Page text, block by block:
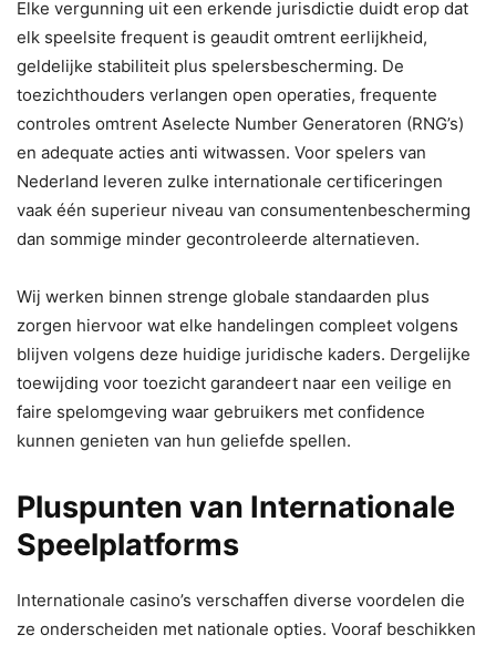
Elke vergunning uit een erkende jurisdictie duidt erop dat
elk speelsite frequent is geaudit omtrent eerlijkheid,
geldelijke stabiliteit plus spelersbescherming. De
toezichthouders verlangen open operaties, frequente
controles omtrent Aselecte Number Generatoren (RNG’s)
en adequate acties anti witwassen. Voor spelers van
Nederland leveren zulke internationale certificeringen
vaak één superieur niveau van consumentenbescherming
dan sommige minder gecontroleerde alternatieven.
Wij werken binnen strenge globale standaarden plus
zorgen hiervoor wat elke handelingen compleet volgens
blijven volgens deze huidige juridische kaders. Dergelijke
toewijding voor toezicht garandeert naar een veilige en
faire spelomgeving waar gebruikers met confidence
kunnen genieten van hun geliefde spellen.
Pluspunten van Internationale
Speelplatforms
Internationale casino’s verschaffen diverse voordelen die
ze onderscheiden met nationale opties. Vooraf beschikken